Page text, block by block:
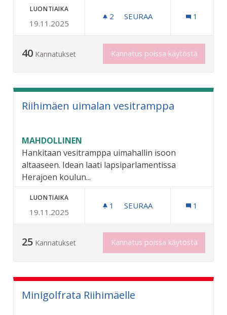
LUONTIAIKA
19.11.2025
2 2 SEURAAJAA
SEURAA 1
40 Kannatukset Kannatus poissa käytöstä
Riihimäen uimalan vesitramppa
MAHDOLLINEN
Hankitaan vesitramppa uimahallin isoon
altaaseen. Idean laati lapsiparlamentissa
Herajoen koulun...
LUONTIAIKA
19.11.2025
1 1 SEURAAJA
SEURAA 1
25 Kannatukset Kannatus poissa käytöstä
Minigolfrata Riihimäelle